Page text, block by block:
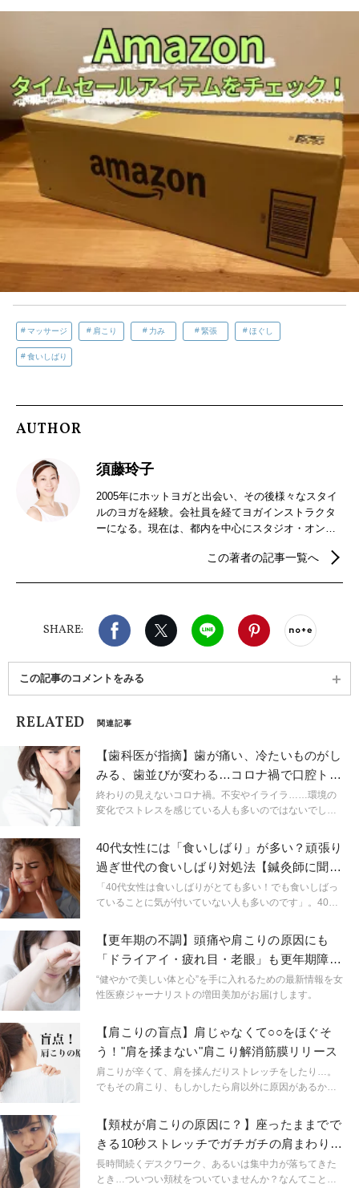
マッサージ 肩こり 力み 緊張 ほぐし
食いしばり
AUTHOR
須藤玲子
2005年にホットヨガと出会い、その後様々なスタイ
ルのヨガを経験。会社員を経てヨガインストラクタ
ーになる。現在は、都内を中心にスタジオ・オンラ
ガまで、静と動（陰と陽）のバランスを大切にヨガ
この著者の記事一覧へ
SHARE:
Facebook X（旧twitter）
LINE Pinterest
この記事のコメントをみる
RELATED 関連記事
【歯科医が指摘】歯が痛い、冷たいものがし
みる、歯並びが変わる…コロナ禍で口腔トラ
ブルが増えた原因
終わりの見えないコロナ禍。不安やイライラ……環境の
変化でストレスを感じている人も多いのではないでしょ
しりや噛み締め、食いしばりといった症状が出やすくな
っているそう。「私は大丈夫」と思っていても、その頭
痛や肩こり。無意識下での歯ぎしりや噛み締めが原因か
もしれません。今回は「こどもと女性の歯科クリニッ
ク」の岡井有子先生に、コロナストレスがもたらす意外
40代女性には「食いしばり」が多い？頑張り
過ぎ世代の食いしばり対処法【鍼灸師に聞い
た】
「40代女性は食いしばりがとても多い！でも食いしばっ
ていることに気が付いていない人も多いのです」。40代
ヨガインストラクターの関先生は、食いしばりからくる
頭痛やめまい、肩こりに悩む患者さんにたくさん出会う
んだそう。今回関先生に40代女性に多い「食いしばり」
を、東洋医学的な視点から紐解いていただきました。オ
ススメの簡単セルフケアや効果的なヨガポーズもお伝え
【更年期の不調】頭痛や肩こりの原因にも
「ドライアイ・疲れ目・老眼」も更年期障
害？予防と対策
“健やかで美しい体と心”を手に入れるための最新情報を女
性医療ジャーナリストの増田美加がお届けします。
【肩こりの盲点】肩じゃなくて○○をほぐそ
う！"肩を揉まない"肩こり解消筋膜リリース
肩こりが辛くて、肩を揉んだりストレッチをしたり…。
でもその肩こり、もしかしたら肩以外に原因があるか
きましょう。
【頬杖が肩こりの原因に？】座ったままでで
きる10秒ストレッチでガチガチの肩まわりを
ほぐそう
長時間続くデスクワーク、あるいは集中力が落ちてきた
とき…ついつい頬杖をついていませんか？なんてことな